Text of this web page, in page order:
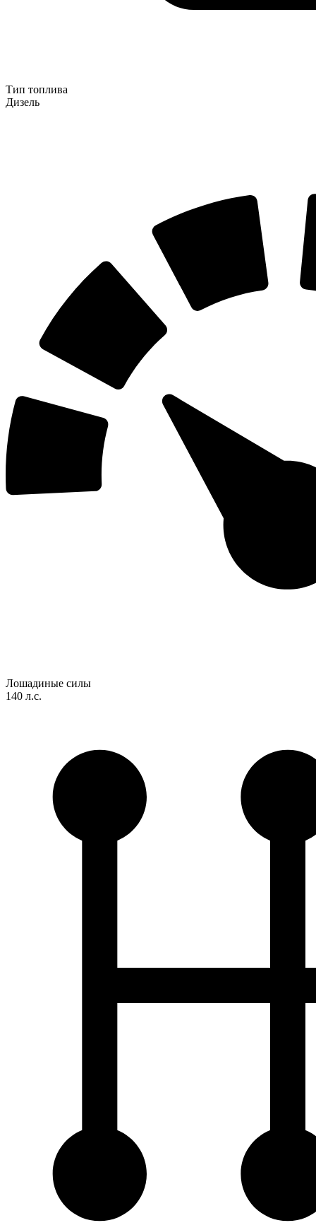
Тип топлива
Дизель
Лошадиные силы
140 л.с.